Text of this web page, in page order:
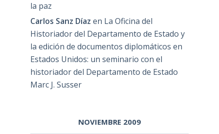
la paz
Carlos Sanz Díaz en La Oficina del
Historiador del Departamento de Estado y
la edición de documentos diplomáticos en
Estados Unidos: un seminario con el
historiador del Departamento de Estado
Marc J. Susser
NOVIEMBRE 2009